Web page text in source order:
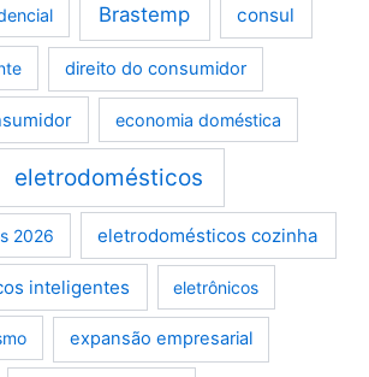
Brastemp consul
direito do consumidor
economia doméstica
eletrodomésticos
2026 eletrodomésticos cozinha
inteligentes eletrônicos
expansão empresarial